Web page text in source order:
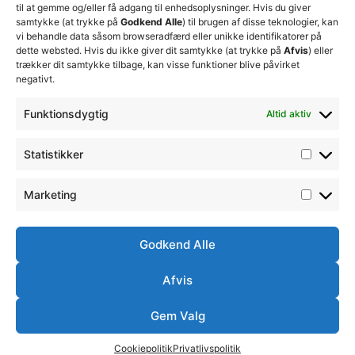
til at gemme og/eller få adgang til enhedsoplysninger. Hvis du giver
samtykke (at trykke på Godkend Alle) til brugen af disse teknologier, kan
vi behandle data såsom browseradfærd eller unikke identifikatorer på
dette websted. Hvis du ikke giver dit samtykke (at trykke på Afvis) eller
trækker dit samtykke tilbage, kan visse funktioner blive påvirket
negativt.
Funktionsdygtig Altid aktiv
Statistikker
Marketing
Godkend Alle
Afvis
Gem Valg
CookiepolitikPrivatlivspolitik
19
Erhverv
Club 500
sikre
klubbens
fremtid
15. juli 2026
𝘀𝗽𝗶𝗹𝗹𝗲𝗿
17. april 2026
Velkommen
til Emilie
7. februar
Thisted
2026
HandelsbetingelserOrdensreglement